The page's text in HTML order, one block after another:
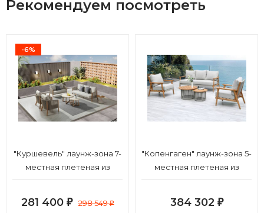
Рекомендуем посмотреть
-6%
"Куршевель" лаунж-зона 7-
местная плетеная из
281 400 ₽ 298 549₽
"Копенгаген" лаунж-зона 5-
местная плетеная из
384 302 ₽